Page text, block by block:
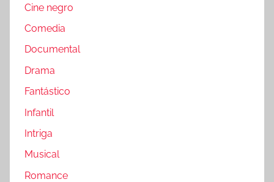
Cine negro
Comedia
Documental
Drama
Fantástico
Infantil
Intriga
Musical
Romance